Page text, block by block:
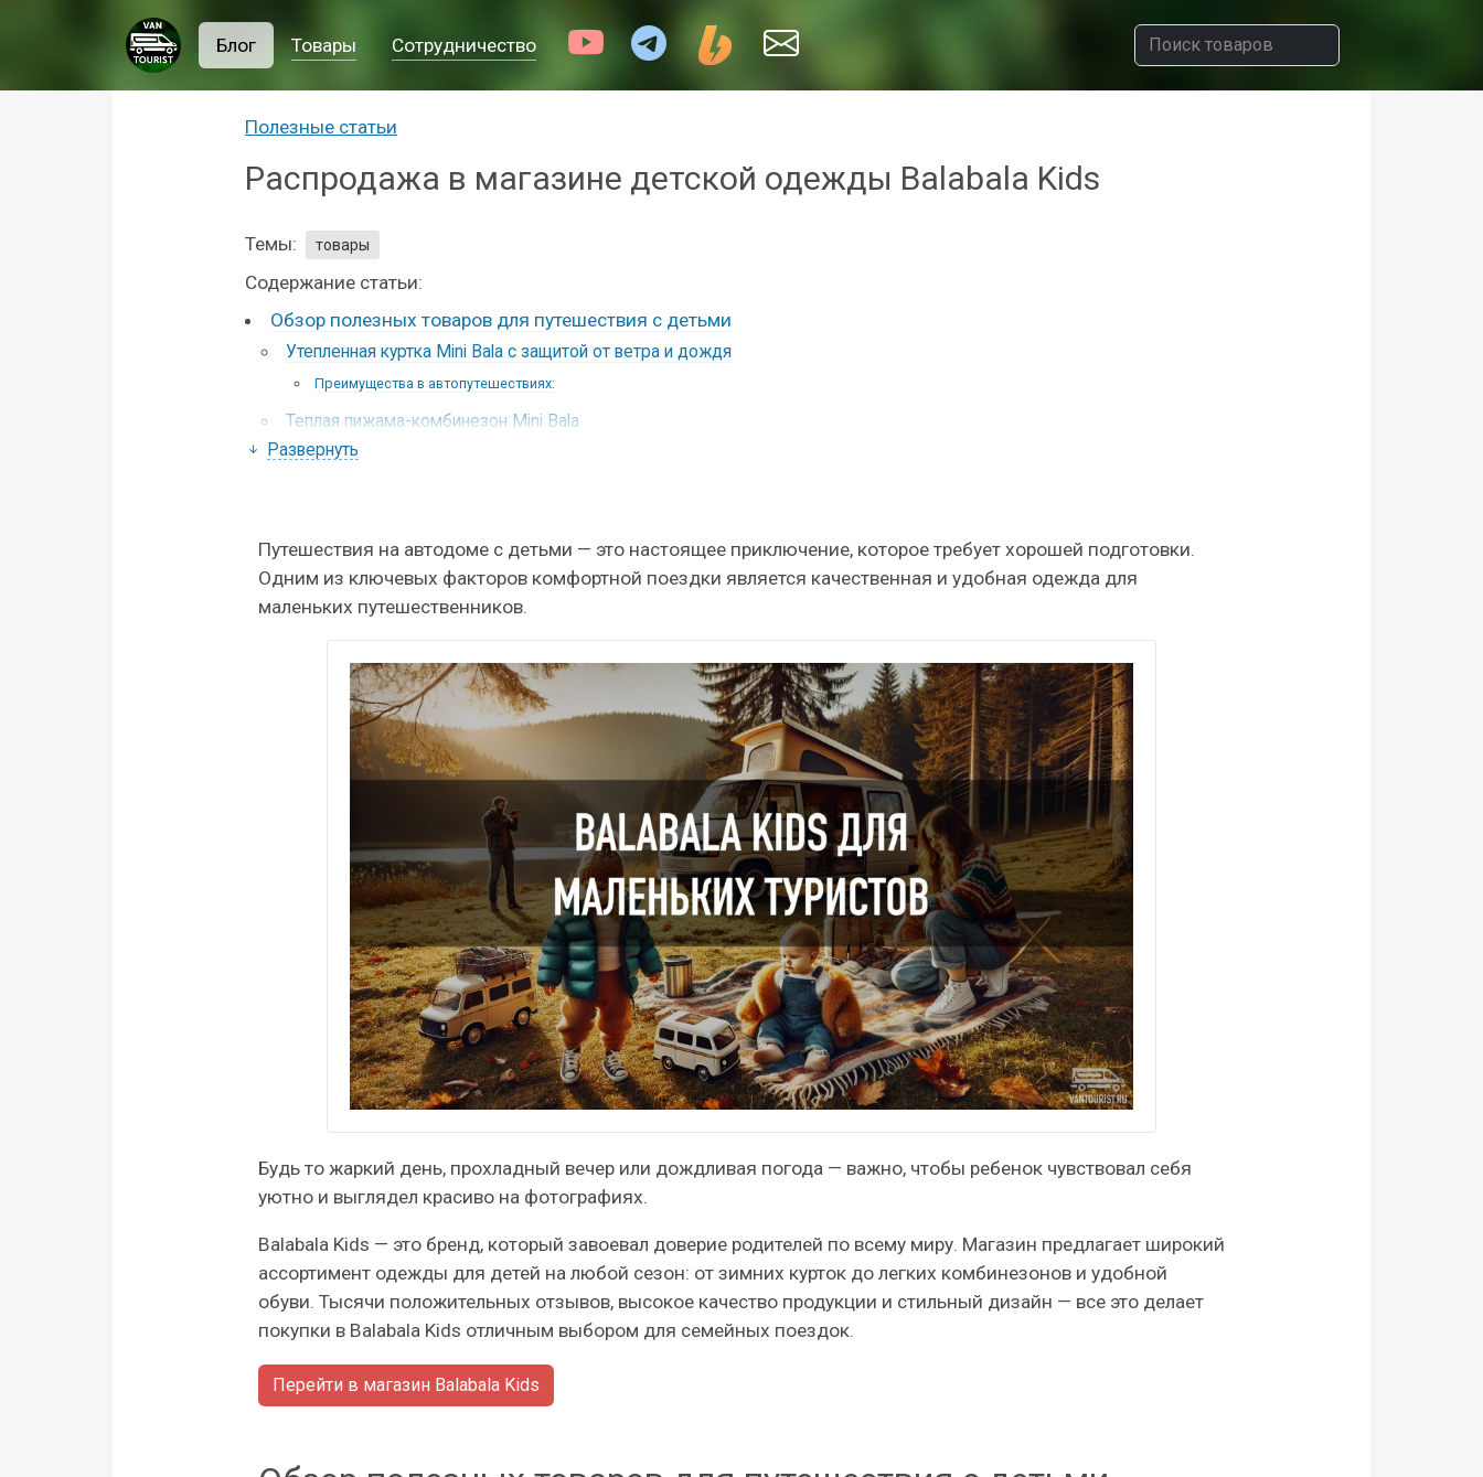
Блог Товары Сотрудничество
Полезные статьи
Распродажа в магазине детской одежды Balabala Kids
Темы: товары
Содержание статьи:
Обзор полезных товаров для путешествия с детьми
Утепленная куртка Mini Bala с защитой от ветра и дождя
Преимущества в автопутешествиях:
Теплая пижама-комбинезон Mini Bala
Преимущества в автопутешествиях:
Развернуть
Путешествия на автодоме с детьми — это настоящее приключение, которое требует хорошей подготовки.
Одним из ключевых факторов комфортной поездки является качественная и удобная одежда для
маленьких путешественников.
Будь то жаркий день, прохладный вечер или дождливая погода — важно, чтобы ребенок чувствовал себя
уютно и выглядел красиво на фотографиях.
Balabala Kids — это бренд, который завоевал доверие родителей по всему миру. Магазин предлагает широкий
ассортимент одежды для детей на любой сезон: от зимних курток до легких комбинезонов и удобной
обуви. Тысячи положительных отзывов, высокое качество продукции и стильный дизайн — все это делает
покупки в Balabala Kids отличным выбором для семейных поездок.
Перейти в магазин Balabala Kids